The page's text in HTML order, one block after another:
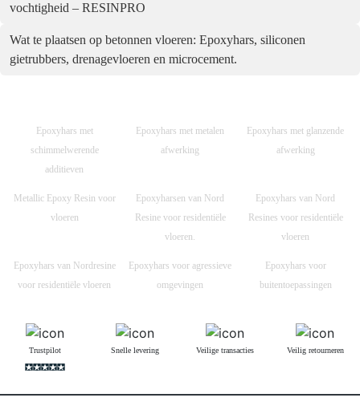
vochtigheid – RESINPRO
Wat te plaatsen op betonnen vloeren: Epoxyhars, siliconen
gietrubbers, drenagevloeren en microcement.
Epoxyhars met
schimmelwerende
additieven
Epoxyhars met metalen
afwerking
Epoxyhars met glanzende
afwerking
Metallic Epoxy Resin voor
vloeren
Epoxyharsen van Nord
Resine voor residentiële
vloeren.
Epoxyhars van Nord
Resines voor residentiële
vloeren
Epoxyhars van Nordresine
voor residentiële vloeren
Epoxyhars voor agressieve
omgevingen
Epoxyhars voor
buitentoepassingen
Trustpilot Snelle levering Veilige transacties Veilig retourneren